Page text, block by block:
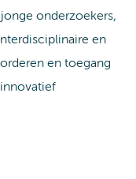
onderzoekers,
en
en toegang